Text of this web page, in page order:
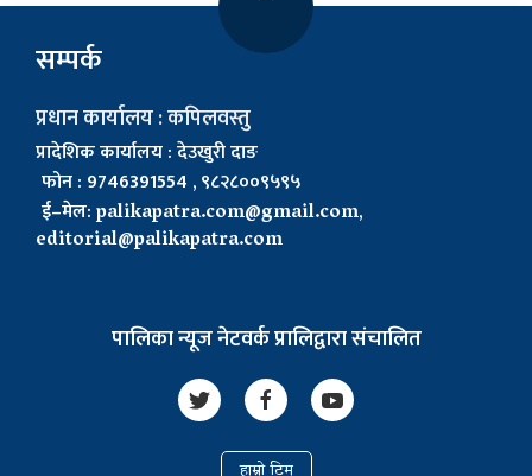
सम्पर्क
प्रधान कार्यालय : कपिलवस्तु
प्रादेशिक कार्यालय : देउखुरी दाङ
फोन : 9746391554 , ९८२८००९५९५
ई–मेल:palikapatra.com@gmail.com,
editorial@palikapatra.com
पालिका न्यूज नेटवर्क प्रालिद्वारा संचालित